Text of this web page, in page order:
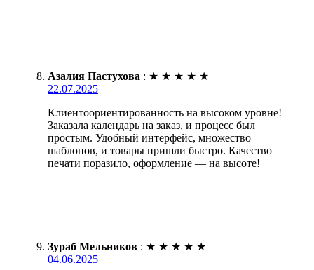
Азалия Пастухова : ★ ★ ★ ★ ★
22.07.2025
Клиентоориентированность на высоком уровне!
Заказала календарь на заказ, и процесс был
простым. Удобный интерфейс, множество
шаблонов, и товары пришли быстро. Качество
печати поразило, оформление — на высоте!
Зураб Мельников : ★ ★ ★ ★ ★
04.06.2025